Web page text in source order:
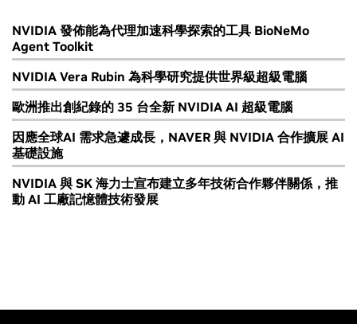
NVIDIA 發佈能為代理加速科學探索的工具 BioNeMo
Agent Toolkit
NVIDIA Vera Rubin 為科學研究提供世界級超級電腦
歐洲推出創紀錄的 35 台全新 NVIDIA AI 超級電腦
因應全球AI 需求急遽成長，NAVER 與 NVIDIA 合作擴展 AI
基礎設施
NVIDIA 與 SK 海力士宣布建立多年技術合作夥伴關係，推
動 AI 工廠記憶體技術發展